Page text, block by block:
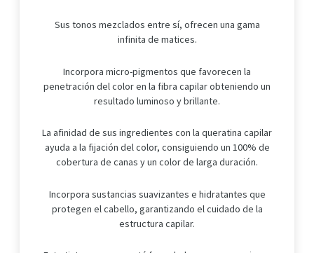
Sus tonos mezclados entre sí, ofrecen una gama
infinita de matices.
Incorpora micro-pigmentos que favorecen la
penetración del color en la fibra capilar obteniendo un
resultado luminoso y brillante.
La afinidad de sus ingredientes con la queratina capilar
ayuda a la fijación del color, consiguiendo un 100% de
cobertura de canas y un color de larga duración.
Incorpora sustancias suavizantes e hidratantes que
protegen el cabello, garantizando el cuidado de la
estructura capilar.